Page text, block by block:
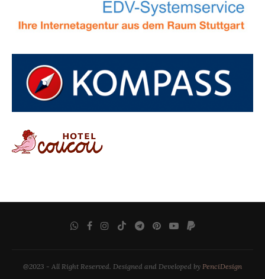
@2023 - All Right Reserved. Designed and Developed by PenciDesign